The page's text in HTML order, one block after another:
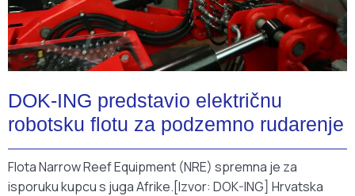
DOK-ING predstavio električnu
robotsku flotu za podzemno rudarenje
Flota Narrow Reef Equipment (NRE) spremna je za
isporuku kupcu s juga Afrike.[Izvor: DOK-ING] Hrvatska